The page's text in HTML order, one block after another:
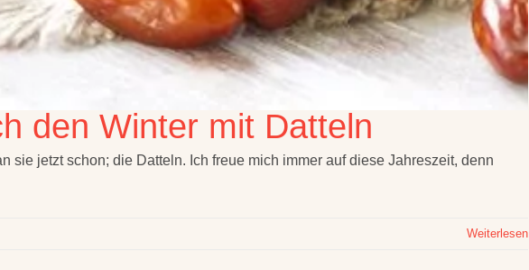
den Winter mit Datteln
sie jetzt schon; die Datteln. Ich freue mich immer auf diese Jahreszeit, denn
Weiterlesen